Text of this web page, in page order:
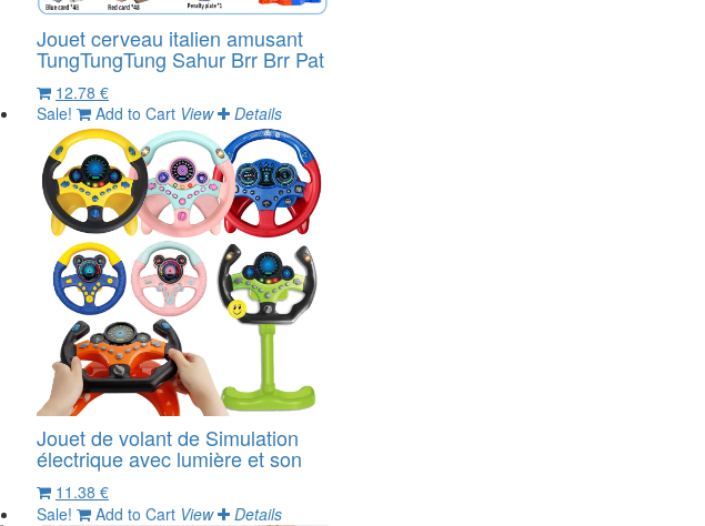
Jouet cerveau italien amusant
TungTungTung Sahur Brr Brr Pat
12.78 €
Sale! Add to Cart View Details
Jouet de volant de Simulation
électrique avec lumière et son
11.38 €
Sale! Add to Cart View Details